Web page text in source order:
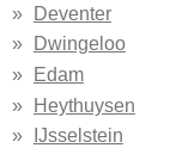
Deventer
Dwingeloo
Edam
Heythuysen
IJsselstein